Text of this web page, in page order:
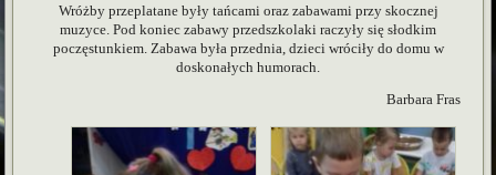
Wróżby przeplatane były tańcami oraz zabawami przy skocznej
muzyce. Pod koniec zabawy przedszkolaki raczyły się słodkim
poczęstunkiem. Zabawa była przednia, dzieci wróciły do domu w
doskonałych humorach.
Barbara Fras